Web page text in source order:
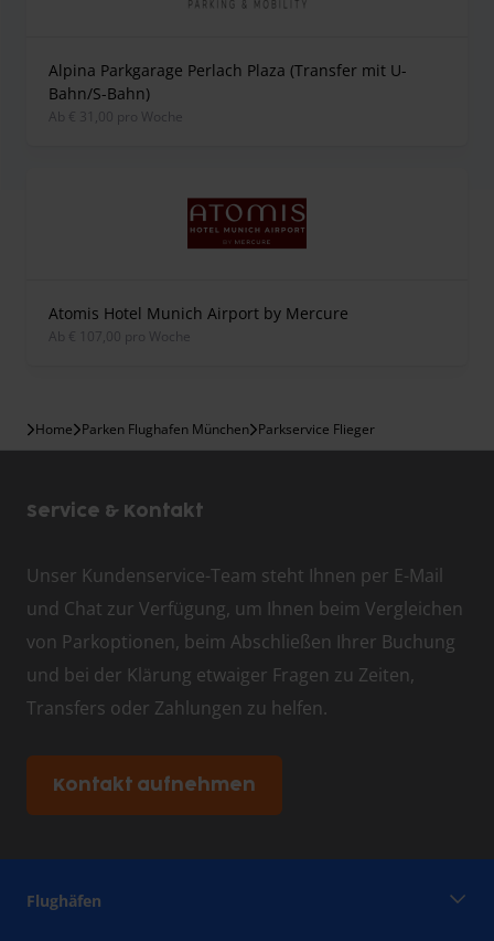
Alpina Parkgarage Perlach Plaza (Transfer mit U-
Bahn/S-Bahn)
ab € 31,00 pro Woche
Atomis Hotel Munich Airport by Mercure
ab € 107,00 pro Woche
Home Parken Flughafen München Parkservice Flieger
Service & Kontakt
Unser Kundenservice-Team steht Ihnen per E-Mail
und Chat zur Verfügung, um Ihnen beim Vergleichen
von Parkoptionen, beim Abschließen Ihrer Buchung
und bei der Klärung etwaiger Fragen zu Zeiten,
Transfers oder Zahlungen zu helfen.
Kontakt aufnehmen
Flughäfen